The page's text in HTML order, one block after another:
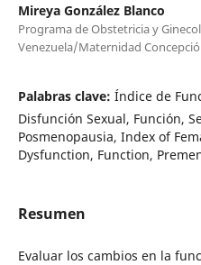
Mireya González Blanco
Programa de Obstetricia y
Venezuela/Maternidad
Palabras clave: Índice de
Disfunción Sexual, Función,
Posmenopausia, Index of
Dysfunction, Function,
Resumen
Evaluar los cambios en la